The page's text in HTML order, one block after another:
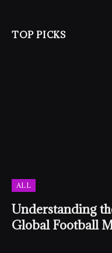
TOP PICKS
ALL
Understanding
Global Football